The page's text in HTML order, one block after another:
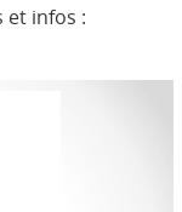
et infos :